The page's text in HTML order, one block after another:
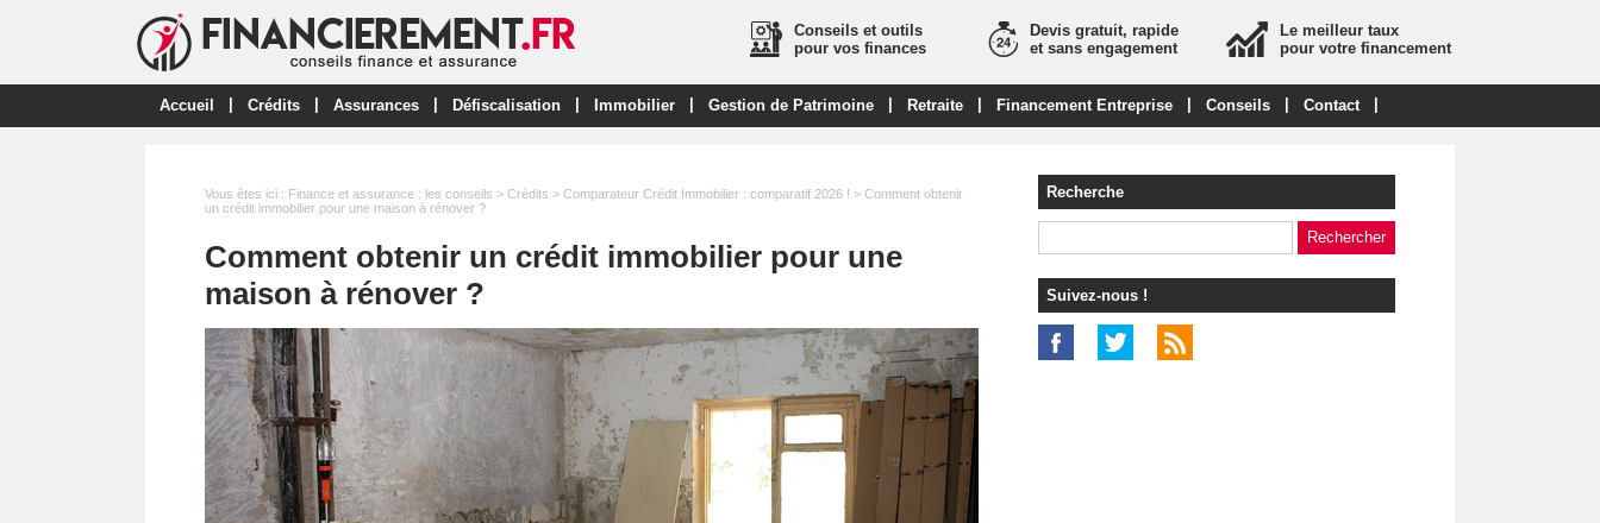
Le meilleur taux
pour votre financement
Conseils et outils
pour vos finances
Devis gratuit, rapide
et sans engagement
Accueil Crédits Assurances Défiscalisation Immobilier Gestion de Patrimoine Retraite Financement Entreprise Conseils Contact
Vous êtes ici : Finance et assurance : les conseils > Crédits > Comparateur Crédit Immobilier : comparatif 2026 ! > Comment obtenir
un crédit immobilier pour une maison à rénover ?
Comment obtenir un crédit immobilier pour une
maison à rénover ?
Recherche
Suivez-nous !